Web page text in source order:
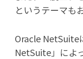
というテーマも
Oracle NetSuite
NetSuite」によ